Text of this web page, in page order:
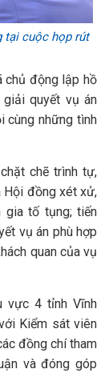
tại cuộc họp rút
chủ động lập hồ
quyết vụ án
cùng những tình
chẽ trình tự,
Hội đồng xét xử,
gia tố tụng; tiến
vụ án phù hợp
quan của vụ
vực 4 tỉnh Vĩnh
Kiểm sát viên
đồng chí tham
và đóng góp